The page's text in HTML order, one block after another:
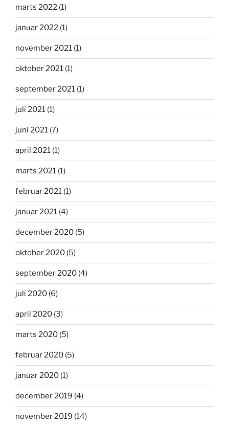
marts 2022 (1)
januar 2022 (1)
november 2021 (1)
oktober 2021 (1)
september 2021 (1)
juli 2021 (1)
juni 2021 (7)
april 2021 (1)
marts 2021 (1)
februar 2021 (1)
januar 2021 (4)
december 2020 (5)
oktober 2020 (5)
september 2020 (4)
juli 2020 (6)
april 2020 (3)
marts 2020 (5)
februar 2020 (5)
januar 2020 (1)
december 2019 (4)
november 2019 (14)